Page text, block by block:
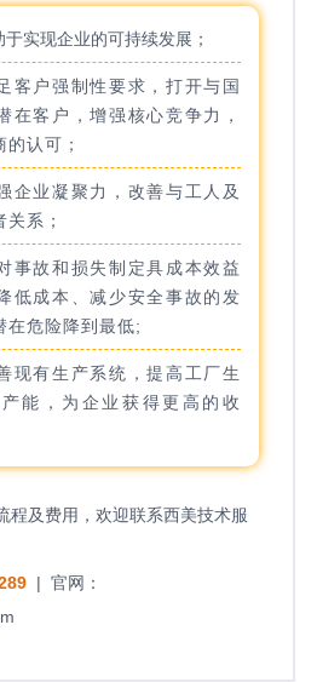
于实现企业的可持续发展；
客户强制性要求，打开与国
在客户，增强核心竞争力，
的认可；
企业凝聚力，改善与工人及
系；
事故和损失制定具成本效益
低成本、减少安全事故的发
在危险降到最低;
现有生产系统，提高工厂生
能，为企业获得更高的收
程及费用，欢迎联系西美技术服
| 官网：